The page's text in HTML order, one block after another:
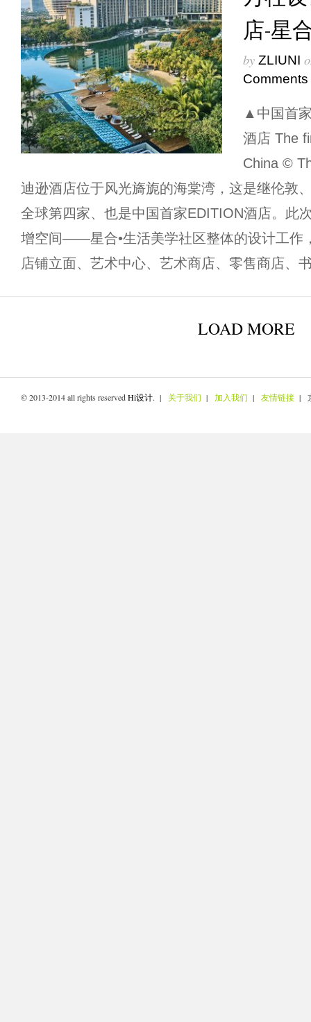
店-星
by ZLIUNI
Comments
▲中国首
酒店 The
China ©
迪逊酒店位于风光旖旎的海棠湾，这是继伦敦
全球第四家、也是中国首家EDITION酒店。此
增空间——星合•生活美学社区整体的设计工作
店铺立面、艺术中心、艺术商店、零售商店、
LOAD MORE
© 2013-2014 all rights reservedHi设计. | 关于我们 | 加入我们 | 友情链接 |